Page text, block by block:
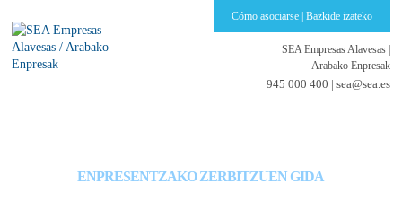
Cómo asociarse | Bazkide izateko
SEA Empresas Alavesas
Arabako Enpresak
945 000 400 | sea@sea.es
ENPRESENTZAKO ZERBITZUEN GIDA